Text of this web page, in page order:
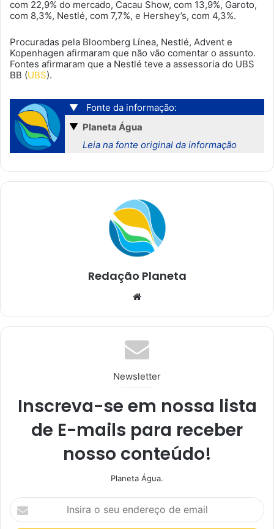
com 22,9% do mercado, Cacau Show, com 13,9%, Garoto,
com 8,3%, Nestlé, com 7,7%, e Hershey’s, com 4,3%.
Procuradas pela Bloomberg Línea, Nestlé, Advent e
Kopenhagen afirmaram que não vão comentar o assunto.
Fontes afirmaram que a Nestlé teve a assessoria do UBS
BB (UBS).
▼
Fonte da informação:
▼ Planeta Água
Leia na fonte original da informação
Redação Planeta
te
Newsletter
Inscreva-se em nossa lista
de E-mails para receber
nosso conteúdo!
Planeta Água.
I
n